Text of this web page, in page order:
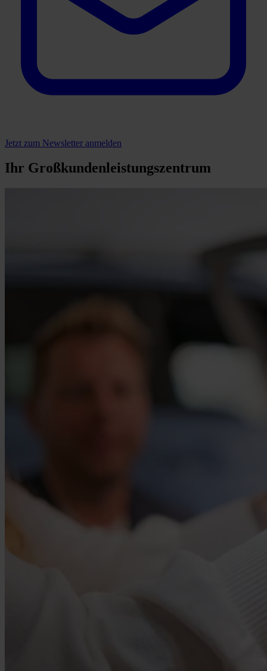
Jetzt zum Newsletter anmelden
Ihr Großkundenleistungszentrum